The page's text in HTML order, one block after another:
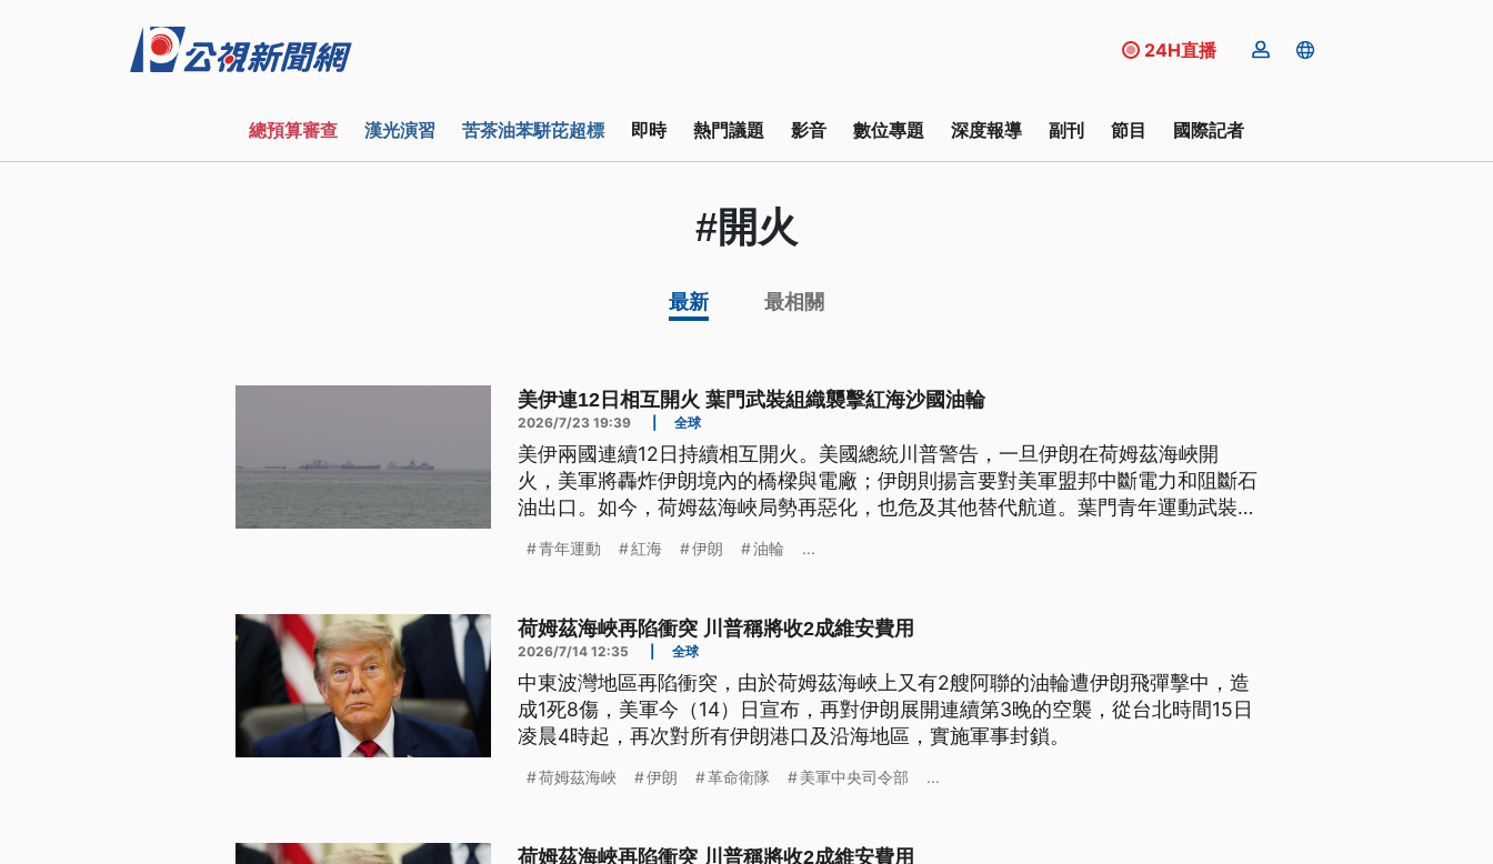
24H直播
總預算審查 漢光演習 苦茶油苯駢芘超標 即時 熱門議題 影音 數位專題 深度報導 副刊 節目 國際記者
#開火
最新 最相關
美伊連12日相互開火 葉門武裝組織襲擊紅海沙國油輪
2026/7/23 19:39 全球
美伊兩國連續12日持續相互開火。美國總統川普警告，一旦伊朗在荷姆茲海峽開
火，美軍將轟炸伊朗境內的橋樑與電廠；伊朗則揚言要對美軍盟邦中斷電力和阻斷石
油出口。如今，荷姆茲海峽局勢再惡化，也危及其他替代航道。葉門青年運動武裝組
青年運動 紅海 伊朗 油輪 ...
荷姆茲海峽再陷衝突 川普稱將收2成維安費用
2026/7/14 12:35 全球
中東波灣地區再陷衝突，由於荷姆茲海峽上又有2艘阿聯的油輪遭伊朗飛彈擊中，造
成1死8傷，美軍今（14）日宣布，再對伊朗展開連續第3晚的空襲，從台北時間15日
凌晨4時起，再次對所有伊朗港口及沿海地區，實施軍事封鎖。
荷姆茲海峽 伊朗 革命衛隊 美軍中央司令部 ...
荷姆茲海峽再陷衝突 川普稱將收2成維安費用